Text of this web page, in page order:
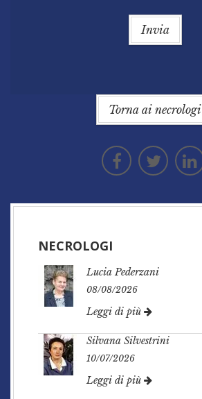
Invia
Torna ai necrologi
NECROLOGI
Lucia Pederzani
08/08/2026
Leggi di più
Silvana Silvestrini
10/07/2026
Leggi di più